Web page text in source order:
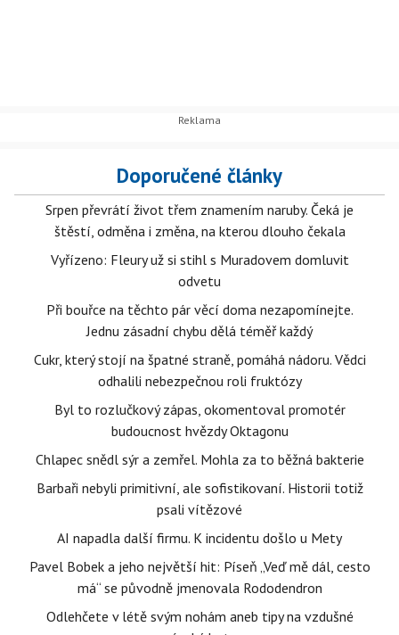
Doporučené články
Srpen převrátí život třem znamením naruby. Čeká je
štěstí, odměna i změna, na kterou dlouho čekala
Vyřízeno: Fleury už si stihl s Muradovem domluvit
odvetu
Při bouřce na těchto pár věcí doma nezapomínejte.
Jednu zásadní chybu dělá téměř každý
Cukr, který stojí na špatné straně, pomáhá nádoru. Vědci
odhalili nebezpečnou roli fruktózy
Byl to rozlučkový zápas, okomentoval promotér
budoucnost hvězdy Oktagonu
Chlapec snědl sýr a zemřel. Mohla za to běžná bakterie
Barbaři nebyli primitivní, ale sofistikovaní. Historii totiž
psali vítězové
AI napadla další firmu. K incidentu došlo u Mety
Pavel Bobek a jeho největší hit: Píseň „Veď mě dál, cesto
má“ se původně jmenovala Rododendron
Odlehčete v létě svým nohám aneb tipy na vzdušné